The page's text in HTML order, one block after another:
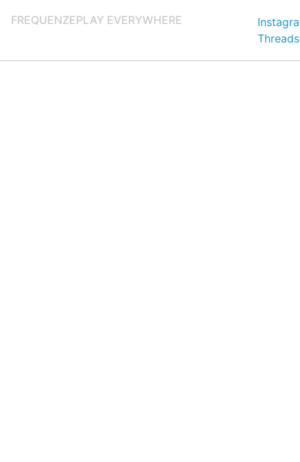
FREQUENZEPLAY EVERYWHERE
Threads